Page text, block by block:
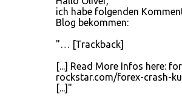
ich habe folgenden
Blog bekommen:
"… [Trackback]
[...] Read More Infos here:
rockstar.com/forex-crash-
[...]"